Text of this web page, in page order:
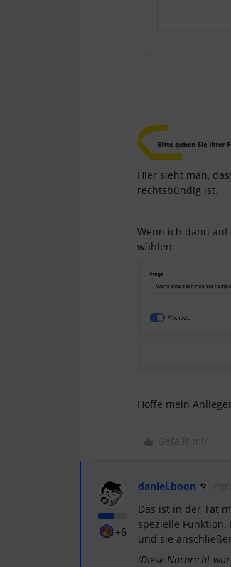
Hier sieht man,
rechtsbündig ist.
Wenn ich dann auf
wählen.
Hoffe mein
Gefällt mir
+6
daniel.boon
Das ist in der Tat
spezielle
und sie
(Diese Nachricht